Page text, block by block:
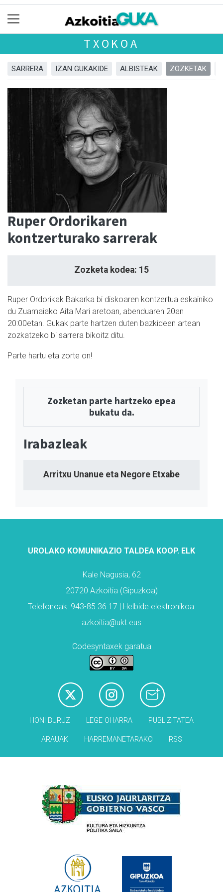
TXOKOA
SARRERA IZAN GUKAKIDE ALBISTEAK ZOZKETAK
Ruper Ordorikaren
kontzerturako sarrerak
Zozketa kodea: 15
Ruper Ordorikak Bakarka bi diskoaren kontzertua eskainiko
du Zuamaiako Aita Mari aretoan, abenduaren 20an
20:00etan. Gukak parte hartzen duten bazkideen artean
zozkatzeko bi sarrera bikoitz ditu.
Parte hartu eta zorte on!
Zozketan parte hartzeko epea
bukatu da.
Irabazleak
Arritxu Unanue eta Negore Etxabe
UROLAKO KOMUNIKAZIO TALDEA KOOP. ELK
Kale Nagusia, 62
20720 Azkoitia (Gipuzkoa)
Telefonoak: 943-85 36 17 | Helbide elektronikoa:
azkoitia@ukt.eus
Codesyntaxek garatua
HONI BURUZ LEGE OHARRA PUBLIZITATEA
ARAUAK HARREMANETARAKO RSS